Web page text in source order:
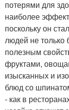
потерями для
наиболее
поскольку он
людей не только
полезным
фруктами,
изысканных и
блюд со
- как в